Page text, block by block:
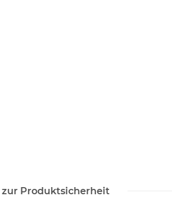
zur Produktsicherheit